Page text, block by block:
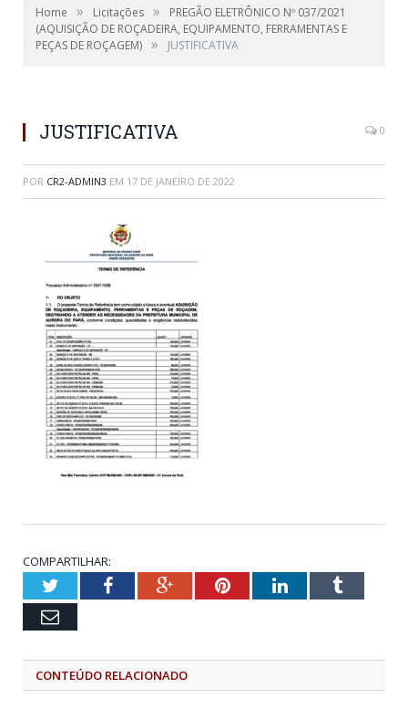
Home » Licitações »
PREGÃO ELETRÔNICO Nº 037/2021
(AQUISIÇÃO DE ROÇADEIRA, EQUIPAMENTO, FERRAMENTAS E
PEÇAS DE ROÇAGEM) » JUSTIFICATIVA
JUSTIFICATIVA 0
POR CR2-ADMIN3 EM 17 DE JANEIRO DE 2022
COMPARTILHAR:
TwitterFacebookGoogle+PinterestLinkedInTumblr
Email
CONTEÚDO RELACIONADO